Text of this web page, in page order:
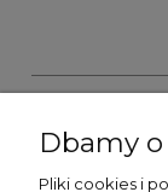
Dbamy
Pliki cookies i